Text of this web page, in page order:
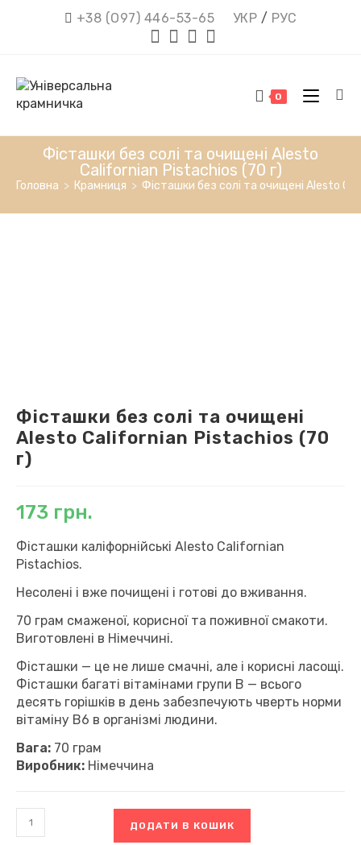
+38 (О97) 446-53-65 УКР / РУС
0
Фісташки без солі та очищені Alesto
Californian Pistachios (70 г)
Головна > Крамниця > Фісташки без солі та очищені Alesto
Фісташки без солі та очищені
Alesto Californian Pistachios (70
г)
173 грн.
Фісташки каліфорнійські Alesto Californian
Pistachios.
Несолені і вже почищені і готові до вживання.
70 грам смаженої, корисної та поживної смакоти.
Виготовлені в Німеччині.
Фісташки — це не лише смачні, але і корисні ласощі.
Фісташки багаті вітамінами групи В — всього
десять горішків в день забезпечують чверть норми
вітаміну В6 в організмі людини.
Вага: 70 грам
Виробник: Німеччина
без
ДОДАТИ В КОШИК